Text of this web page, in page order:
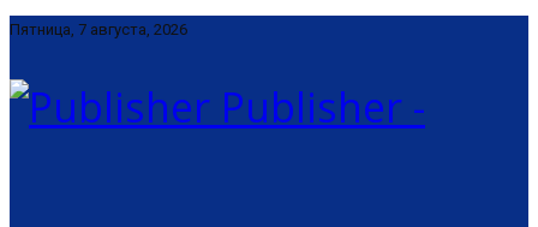
Пятница, 7 августа, 2026
Publisher -